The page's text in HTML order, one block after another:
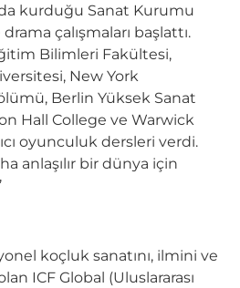
kurduğu Sanat Kurumu
çalışmaları başlattı.
Bilimleri Fakültesi,
New York
Berlin Yüksek Sanat
Hall College ve Warwick
oyunculuk dersleri verdi.
anlaşılır bir dünya için
koçluk sanatını, ilmini ve
ICF Global (Uluslararası